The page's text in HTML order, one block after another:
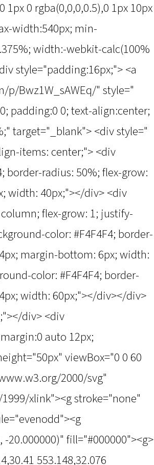
0 rgba(0,0,0,0.5),0 1px 10px
width:540px; min-
width:-webkit-calc(100%
style="padding:16px;"> <a
Bwz1W_sAWEq/" style="
padding:0 0; text-align:center;
target="_blank"> <div style="
items: center;"> <div
border-radius: 50%; flex-grow:
width: 40px;"></div> <div
flex-grow: 1; justify-
color: #F4F4F4; border-
margin-bottom: 6px; width:
color: #F4F4F4; border-
width: 60px;"></div></div>
div> <div
auto 12px;
viewBox="0 0 60
2000/svg"
xlink"><g stroke="none"
20.000000)" fill="#000000"><g>
553.148,32.076